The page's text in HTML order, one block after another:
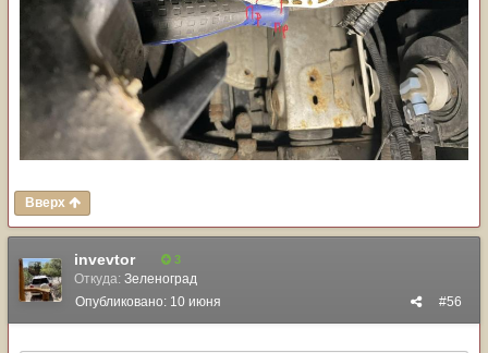
Вверх
invevtor 3
Откуда: Зеленоград
#56
Опубликовано: 10 июня